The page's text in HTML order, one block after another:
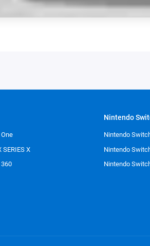
SERIES X
360
Nintendo
Nintendo
Nintendo
Nintendo